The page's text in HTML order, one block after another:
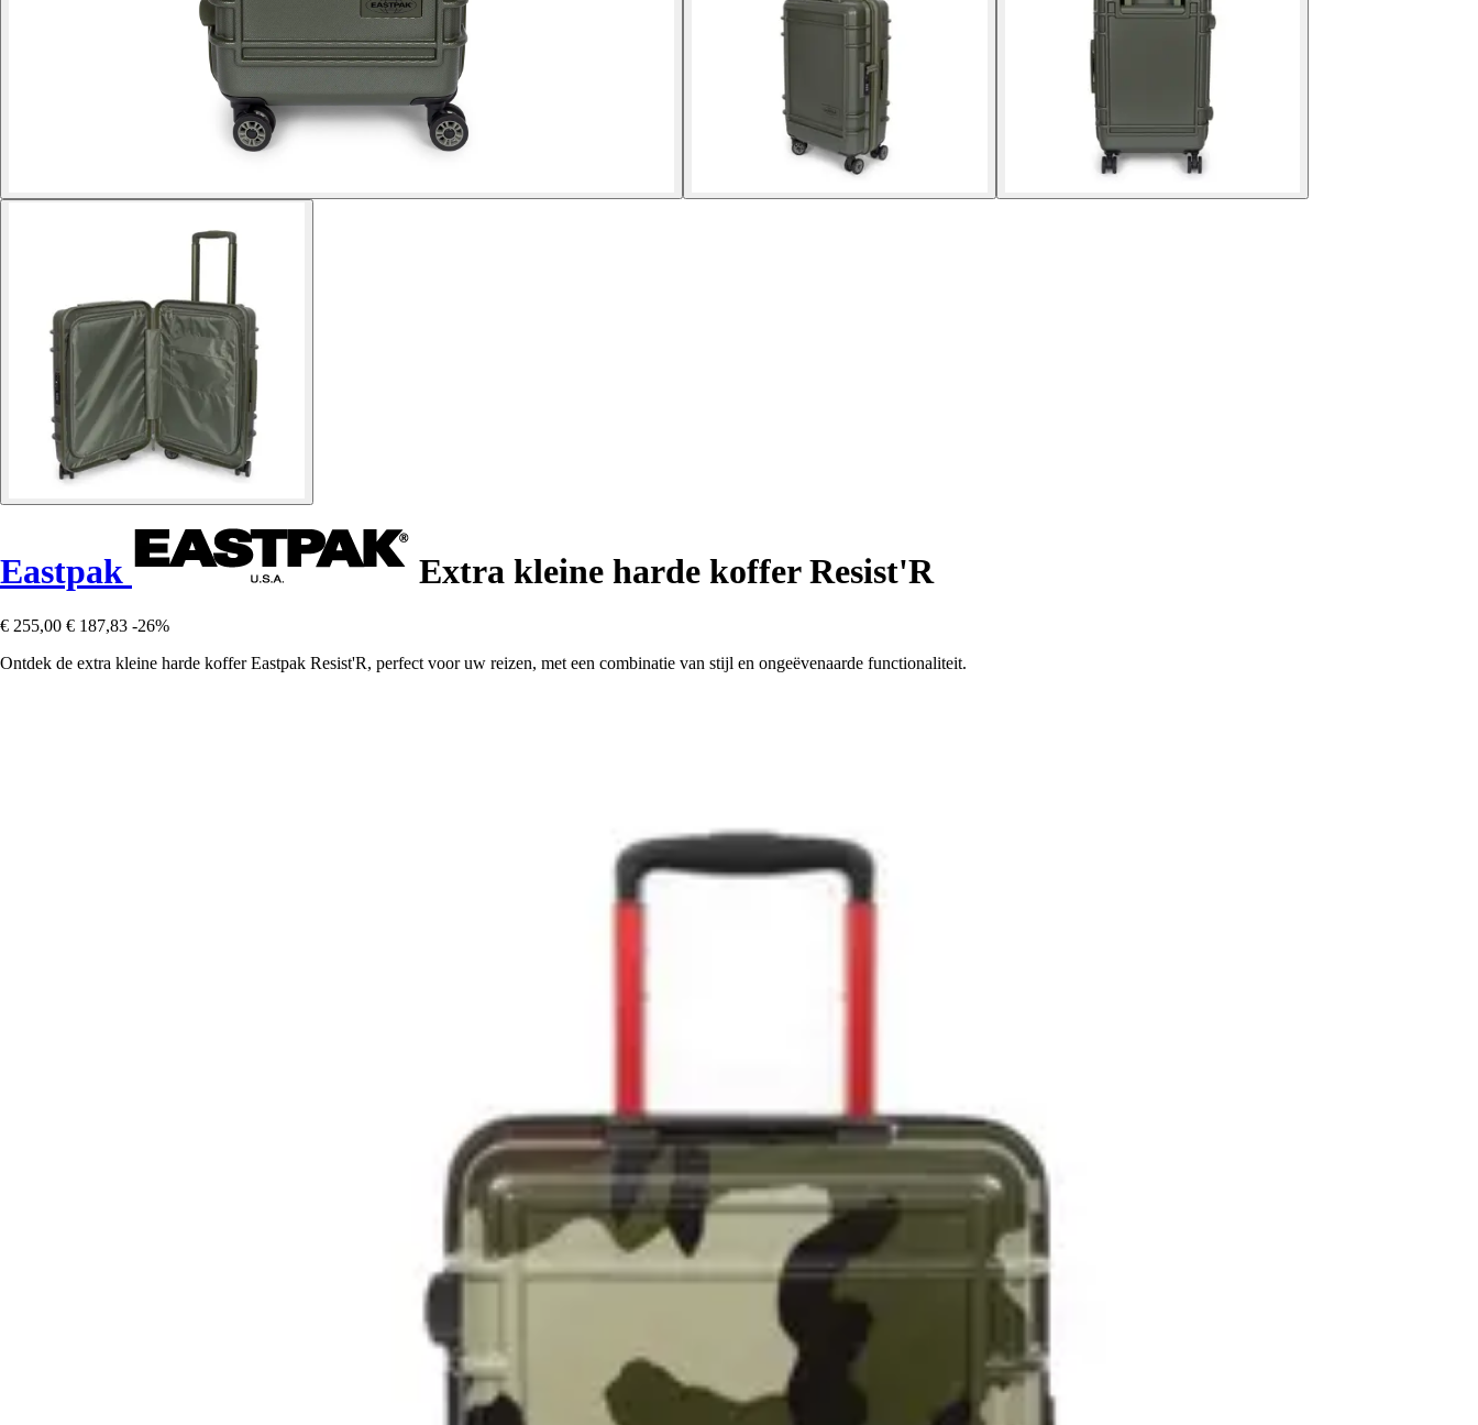
Eastpak Extra kleine harde koffer Resist'R
€ 255,00 € 187,83 -26%
Ontdek de extra kleine harde koffer Eastpak Resist'R, perfect voor uw reizen, met een combinatie van stijl en ongeëvenaarde functionaliteit.